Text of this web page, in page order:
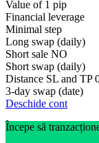
Value of 1 pip
Financial leverage
Minimal step
Long swap (daily)
Short sale NO
Short swap (daily)
Distance SL and TP
3-day swap (date)
Deschide cont
Începe să